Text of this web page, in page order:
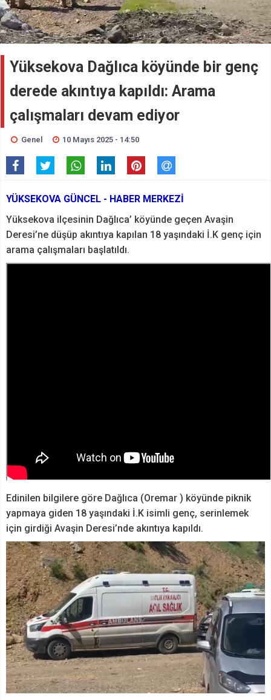
Yüksekova Dağlıca köyünde bir genç
derede akıntıya kapıldı: Arama
çalışmaları devam ediyor
Genel 10 Mayıs 2025 - 14:50
YÜKSEKOVA GÜNCEL - HABER MERKEZİ
Yüksekova ilçesinin Dağlıca’ köyünde geçen Avaşin
Deresi’ne düşüp akıntıya kapılan 18 yaşındaki İ.K genç için
arama çalışmaları başlatıldı.
Edinilen bilgilere göre Dağlıca (Oremar ) köyünde piknik
yapmaya giden 18 yaşındaki İ.K isimli genç, serinlemek
için girdiği Avaşin Deresi’nde akıntıya kapıldı.